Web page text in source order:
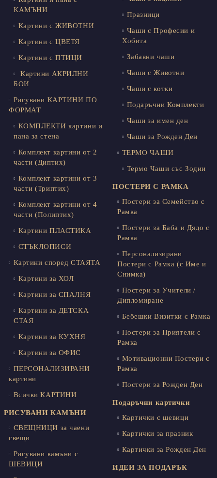
КАМЪНИ
Картини с ЖИВОТНИ
Картини с ЦВЕТЯ
Картини с ПТИЦИ
Картини АКРИЛНИ
БОИ
Рисувани КАРТИНИ ПО
ФОРМАТ
КОМПЛЕКТИ картини и
пана за стена
Комплект картини от 2
части (Диптих)
Комплект картини от 3
части (Триптих)
Комплект картини от 4
части (Полиптих)
Картини ПЛАСТИКА
СТЪКЛОПИСИ
Картини според СТАЯТА
Картини за ХОЛ
Картини за СПАЛНЯ
Картини за ДЕТСКА
СТАЯ
Картини за КУХНЯ
Картини за ОФИС
ПЕРСОНАЛИЗИРАНИ
картини
Всички КАРТИНИ
РИСУВАНИ КАМЪНИ
СВЕЩНИЦИ за чаени
свещи
Рисувани камъни с
ШЕВИЦИ
Празници
Чаши с Професии и
Хобита
Забавни чаши
Чаши с Животни
Чаши с котки
Подаръчни Комплекти
Чаши за имен ден
Чаши за Рожден Ден
ТЕРМО ЧАШИ
Термо Чаши със Зодии
ПОСТЕРИ С РАМКА
Постери за Семейство с
Рамка
Постери за Баба и Дядо с
Рамка
Персонализирани
Постери с Рамка (с Име и
Снимка)
Постери за Учители /
Дипломиране
Бебешки Визитки с Рамка
Постери за Приятели с
Рамка
Мотивационни Постери с
Рамка
Постери за Рожден Ден
Подаръчни картички
Картички с шевици
Картички за празник
Картички за Рожден Ден
ИДЕИ ЗА ПОДАРЪК